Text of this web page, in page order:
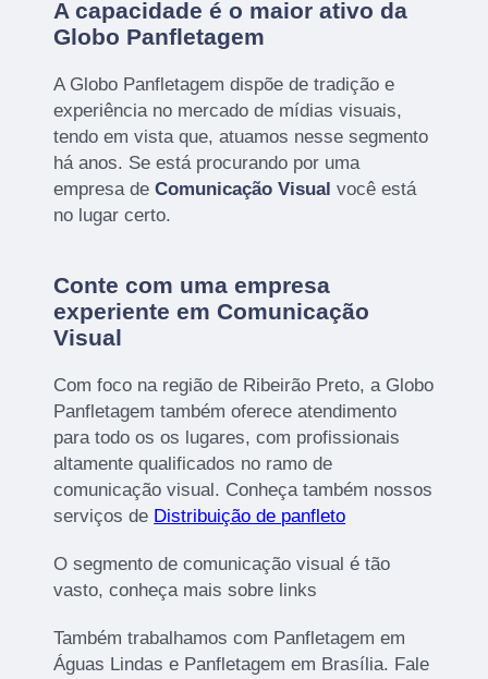
A capacidade é o maior ativo da
Globo Panfletagem
A Globo Panfletagem dispõe de tradição e
experiência no mercado de mídias visuais,
tendo em vista que, atuamos nesse segmento
há anos. Se está procurando por uma
empresa deComunicação Visual você está
no lugar certo.
Conte com uma empresa
experiente em Comunicação
Visual
Com foco na região de Ribeirão Preto, a Globo
Panfletagem também oferece atendimento
para todo os os lugares, com profissionais
altamente qualificados no ramo de
comunicação visual. Conheça também nossos
serviços de Distribuição de panfleto
O segmento de comunicação visual é tão
vasto, conheça mais sobre links
Também trabalhamos com Panfletagem em
Águas Lindas e Panfletagem em Brasília. Fale